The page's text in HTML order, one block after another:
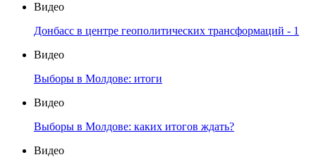
Видео
Донбасс в центре геополитических трансформаций - 1
Видео
Выборы в Молдове: итоги
Видео
Выборы в Молдове: каких итогов ждать?
Видео